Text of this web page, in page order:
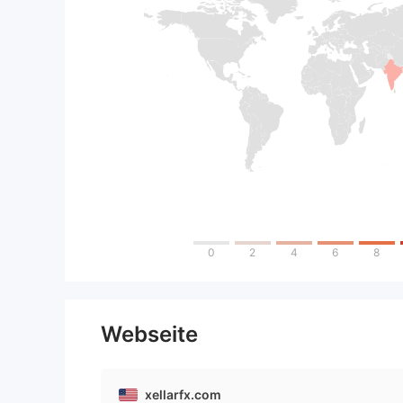
0 2 4 6 8
Webseite
xellarfx.com